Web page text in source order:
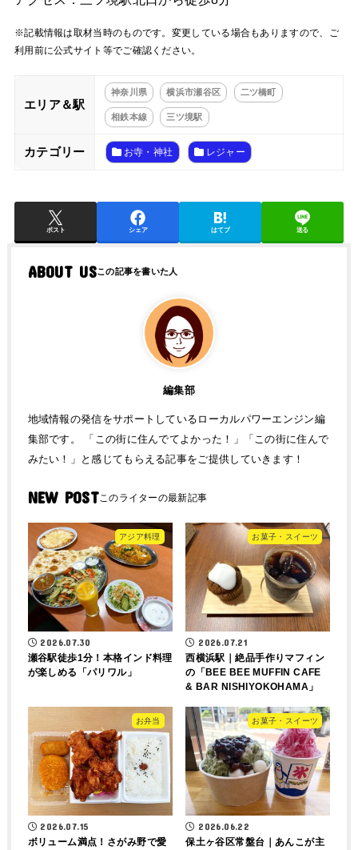
※記載情報は取材当時のものです。変更している場合もありますので、ご
利用前に公式サイト等でご確認ください。
エリア＆駅
神奈川県 横浜市瀬谷区 二ツ橋町
相鉄本線 三ツ境駅
カテゴリー お寺・神社 レジャー
ポスト シェア はてブ 送る
ABOUT US
編集部
地域情報の発信をサポートしているローカルパワーエンジン編
集部です。 「この街に住んでてよかった！」「この街に住んで
みたい！」と感じてもらえる記事をご提供していきます！
NEW POST
アジア料理
2026.07.30
瀬谷駅徒歩1分！本格インド料理
が楽しめる「パリワル」
お菓子・スイーツ
2026.07.21
西横浜駅｜絶品手作りマフィン
の「BEE BEE MUFFIN CAFE
& BAR NISHIYOKOHAMA」
お弁当
2026.07.15
ボリューム満点！さがみ野で愛
お菓子・スイーツ
2026.06.22
保土ヶ谷区常盤台｜あんこが主